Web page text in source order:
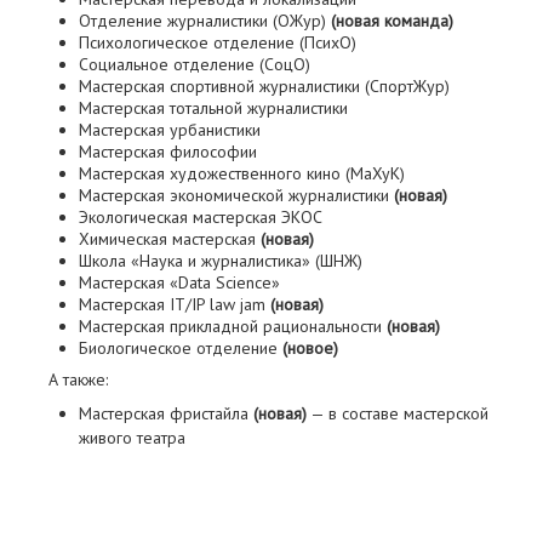
Отделение журналистики (ОЖур) (новая команда)
Психологическое отделение (ПсихО)
Социальное отделение (СоцО)
Мастерская спортивной журналистики (СпортЖур)
Мастерская тотальной журналистики
Мастерская урбанистики
Мастерская философии
Мастерская художественного кино (МаХуК)
Мастерская экономической журналистики (новая)
Экологическая мастерская ЭКОС
Химическая мастерская (новая)
Школа «Наука и журналистика» (ШНЖ)
Мастерская «Data Science»
Мастерская IT/IP law jam (новая)
Мастерская прикладной рациональности (новая)
Биологическое отделение (новое)
А также:
Мастерская фристайла (новая) — в составе мастерской
живого театра